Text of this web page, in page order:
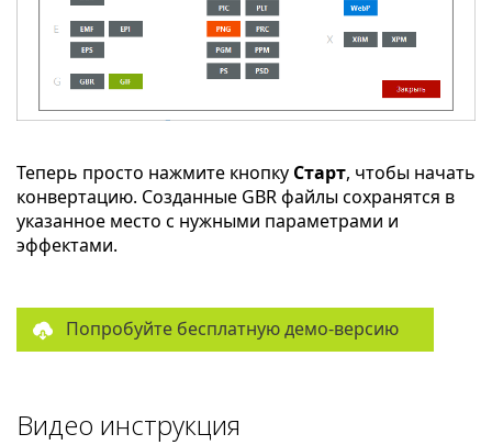
Теперь просто нажмите кнопку Старт, чтобы начать
конвертацию. Созданные GBR файлы сохранятся в
указанное место с нужными параметрами и
эффектами.
Попробуйте бесплатную демо-версию
Видео инструкция